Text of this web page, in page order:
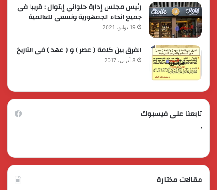
رئيس مجلس إدارة حلواني إيتوال : قريبا فى
جميع انحاء الجمهورية ونسعى للعالمية
19 يوليو، 2021
الفرق بين كلمة ( عصر ) و ( عهد ) فى التاريخ
8 أبريل، 2017
تابعنا على فيسبوك
مقالات مختارة